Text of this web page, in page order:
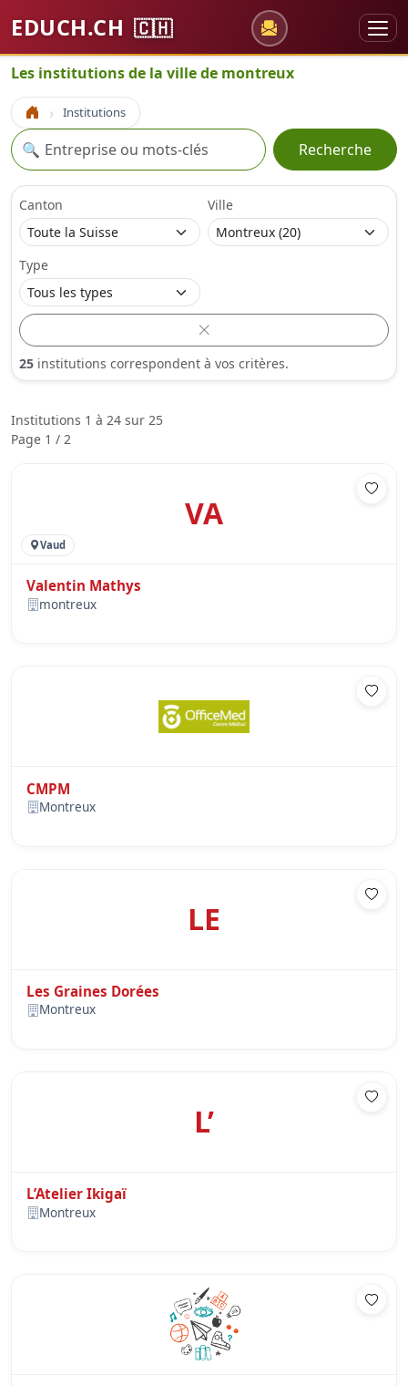
EDUCH.CH 🇨🇭
Les institutions de la ville de montreux
Accueil Institutions
Recherche
🔍 Recherche
Canton Ville
Type
25 institutions correspondent à vos critères.
Institutions 1 à 24 sur 25
Page 1 / 2
VA
Vaud
Valentin Mathys
montreux
CMPM
Montreux
LE
Les Graines Dorées
Montreux
L’
L’Atelier Ikigaï
Montreux